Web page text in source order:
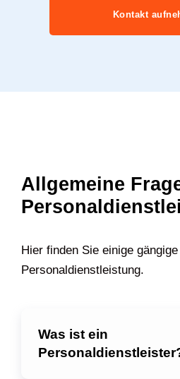
Kontakt
Allgemeine
Hier finden Sie einige
Personaldienstleistung.
Was ist ein